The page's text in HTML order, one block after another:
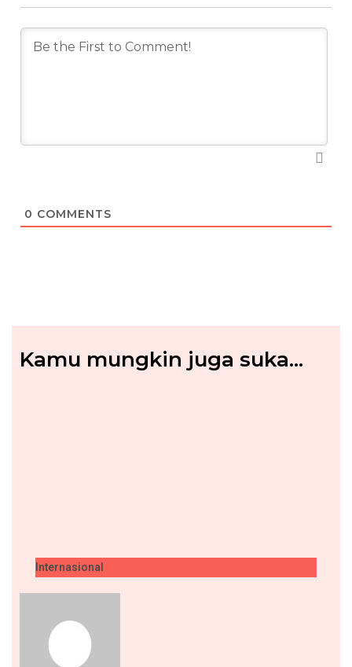
0 COMMENTS
Kamu mungkin juga suka...
Internasional